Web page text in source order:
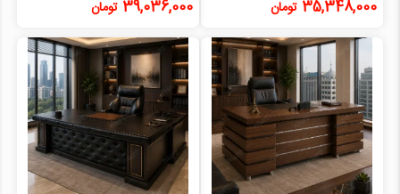
35,348,000 تومان 39,036,000 تومان